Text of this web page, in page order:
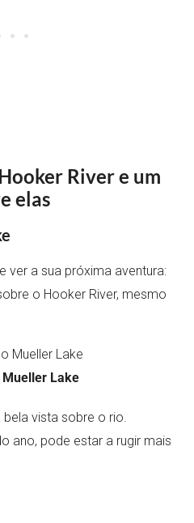
River e um
elas
ver a sua próxima aventura:
o Hooker River, mesmo
Mueller Lake
vista sobre o rio.
ano, pode estar a rugir mais